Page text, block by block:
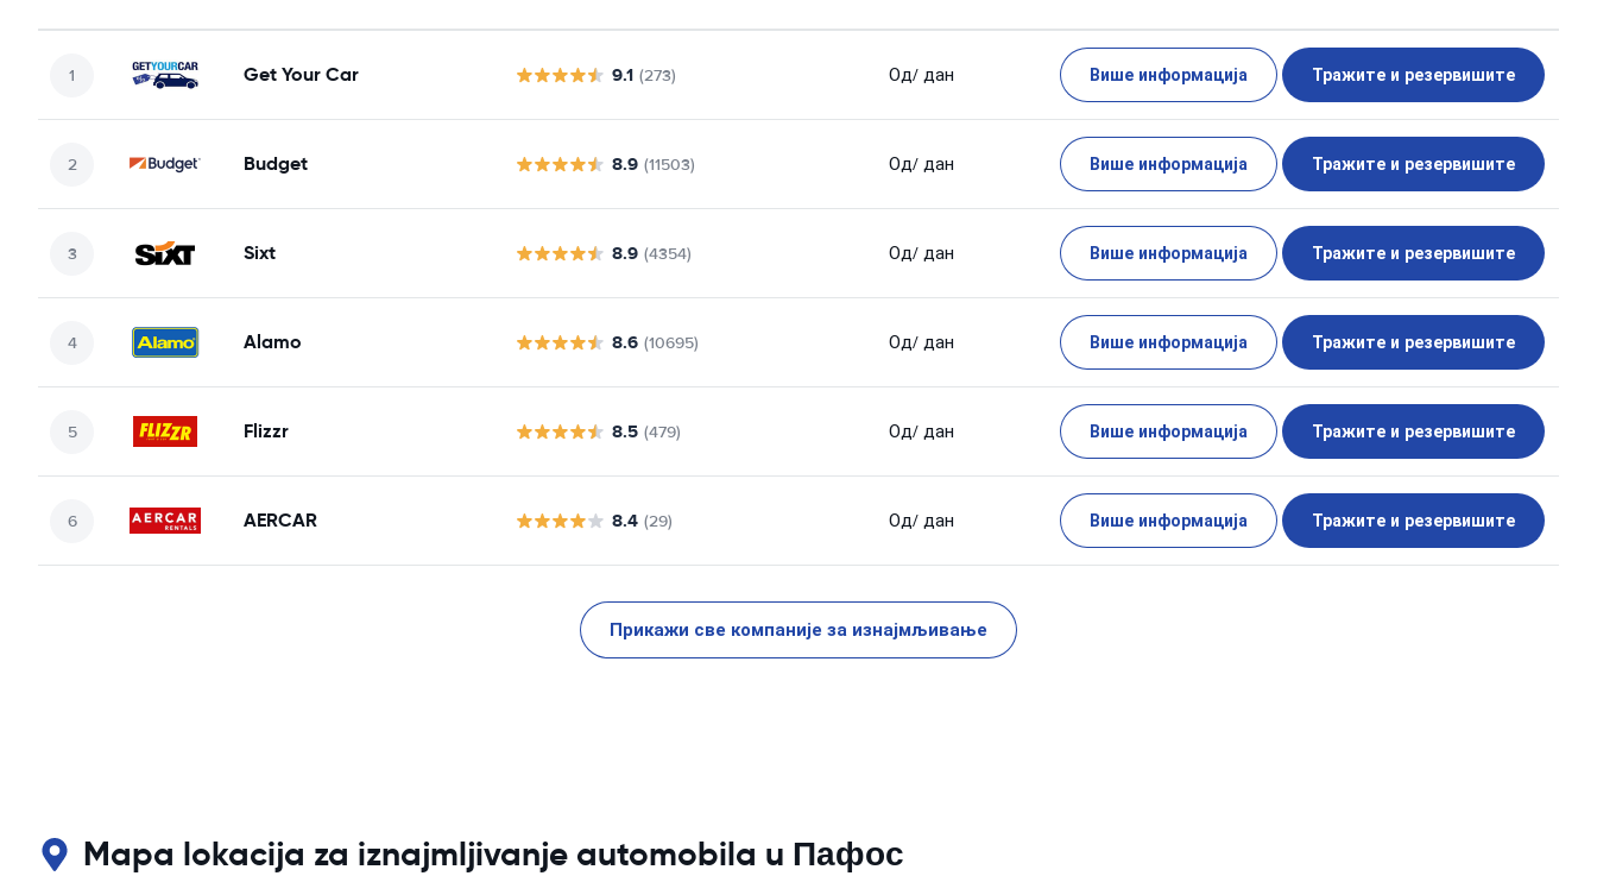
Get Your Car 9.1 (273) Од/ дан Више информација Тражите и резервишите
Budget 8.9 (11503) Од/ дан Више информација Тражите и резервишите
Sixt 8.9 (4354) Од/ дан Више информација Тражите и резервишите
Alamo 8.6 (10695) Од/ дан Више информација Тражите и резервишите
Flizzr 8.5 (479) Од/ дан Више информација Тражите и резервишите
AERCAR 8.4 (29) Од/ дан Више информација Тражите и резервишите
Прикажи све компаније за изнајмљивање
Mapa lokacija za iznajmljivanje automobila u Пафос